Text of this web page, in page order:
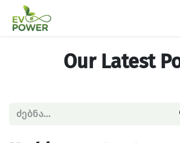
Skip to Content
Our Latest